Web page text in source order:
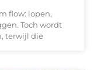
flow: lopen,
Toch wordt
terwijl die